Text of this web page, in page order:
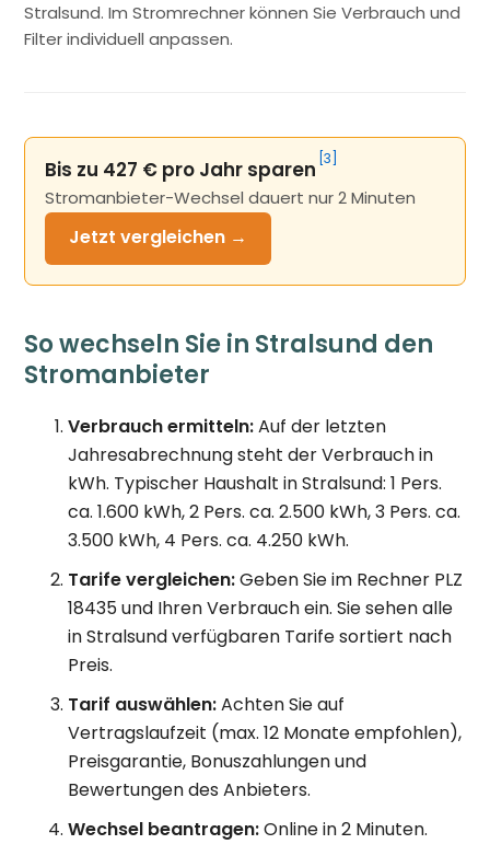
Stralsund. Im Stromrechner können Sie Verbrauch und
Filter individuell anpassen.
Bis zu 427 € pro Jahr sparen [3]
Stromanbieter-Wechsel dauert nur 2 Minuten
Jetzt vergleichen →
So wechseln Sie in Stralsund den
Stromanbieter
Verbrauch ermitteln:Auf der letzten
Jahresabrechnung steht der Verbrauch in
kWh. Typischer Haushalt in Stralsund: 1 Pers.
ca. 1.600 kWh, 2 Pers. ca. 2.500 kWh, 3 Pers. ca.
3.500 kWh, 4 Pers. ca. 4.250 kWh.
Tarife vergleichen:Geben Sie im Rechner PLZ
18435 und Ihren Verbrauch ein. Sie sehen alle
in Stralsund verfügbaren Tarife sortiert nach
Preis.
Tarif auswählen:Achten Sie auf
Vertragslaufzeit (max. 12 Monate empfohlen),
Preisgarantie, Bonuszahlungen und
Bewertungen des Anbieters.
Wechsel beantragen:Online in 2 Minuten.